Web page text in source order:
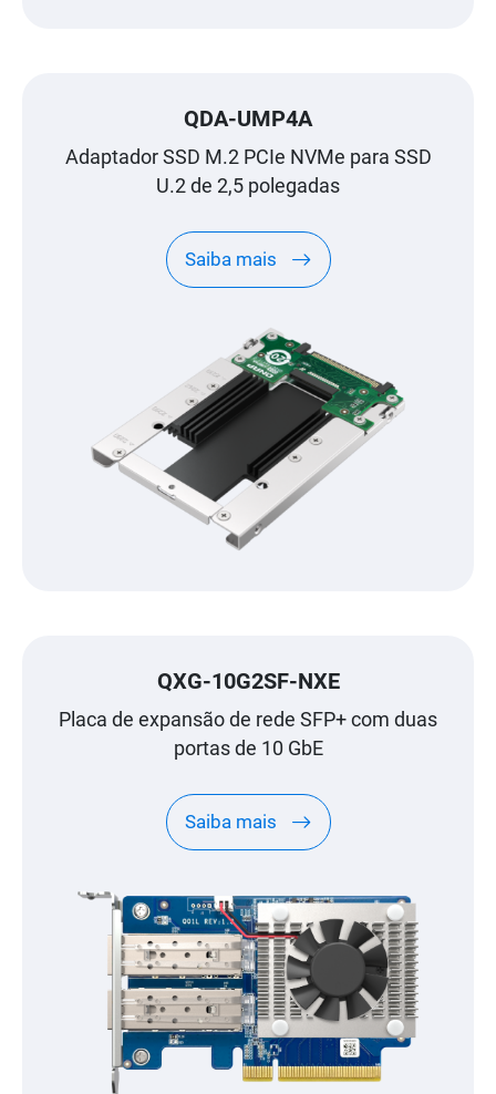
QDA-UMP4A
Adaptador SSD M.2 PCIe NVMe para SSD
U.2 de 2,5 polegadas
Saiba mais
QXG-10G2SF-NXE
Placa de expansão de rede SFP+ com duas
portas de 10 GbE
Saiba mais